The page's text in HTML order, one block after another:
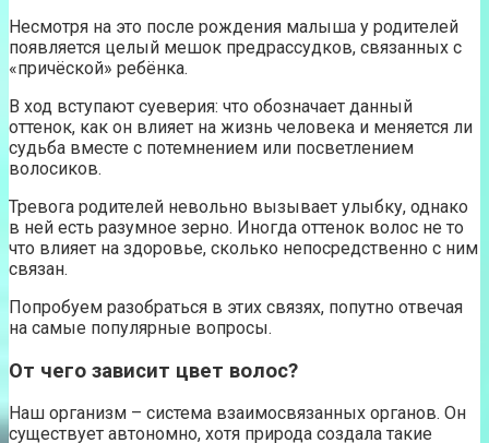
Несмотря на это после рождения малыша у родителей
появляется целый мешок предрассудков, связанных с
«причёской» ребёнка.
В ход вступают суеверия: что обозначает данный
оттенок, как он влияет на жизнь человека и меняется ли
судьба вместе с потемнением или посветлением
волосиков.
Тревога родителей невольно вызывает улыбку, однако
в ней есть разумное зерно. Иногда оттенок волос не то
что влияет на здоровье, сколько непосредственно с ним
связан.
Попробуем разобраться в этих связях, попутно отвечая
на самые популярные вопросы.
От чего зависит цвет волос?
Наш организм – система взаимосвязанных органов. Он
существует автономно, хотя природа создала такие